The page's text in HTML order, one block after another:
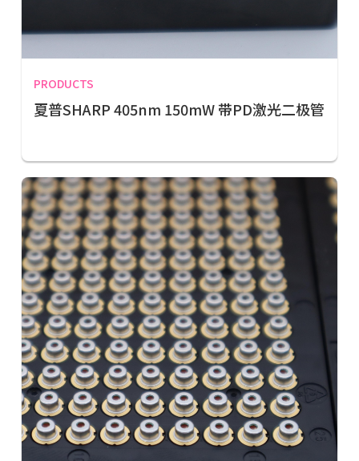
PRODUCTS
夏普SHARP 405nm 150mW 带PD激光二极管